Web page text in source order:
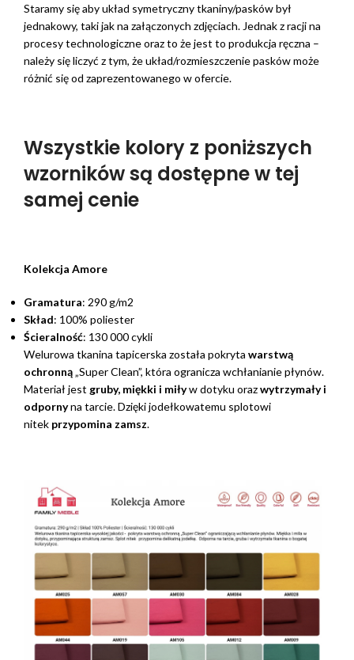
Staramy się aby układ symetryczny tkaniny/pasków był
jednakowy, taki jak na załączonych zdjęciach. Jednak z racji na
procesy technologiczne oraz to że jest to produkcja ręczna –
należy się liczyć z tym, że układ/rozmieszczenie pasków może
różnić się od zaprezentowanego w ofercie.
Wszystkie kolory z poniższych
wzorników są dostępne w tej
samej cenie
Kolekcja Amore
Gramatura: 290 g/m2
Skład: 100% poliester
Ścieralność: 130 000 cykli
Welurowa tkanina tapicerska została pokryta warstwą
ochronną„Super Clean”, która ogranicza wchłanianie płynów.
Materiał jest gruby, miękki i miływ dotyku orazwytrzymały i
odpornyna tarcie. Dzięki jodełkowatemu splotowi
nitek przypomina zamsz.